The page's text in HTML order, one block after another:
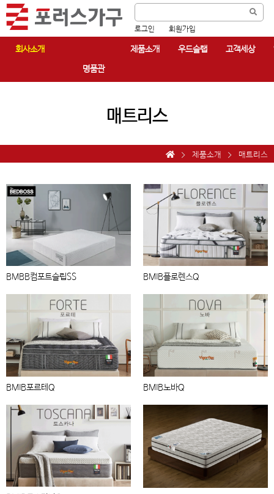
로그인 회원가입
회사소개 제품소개 우드슬랩 고객세상
명품관
매트리스
제품소개 매트리스
BMBB컴포트슬립SS BMIB플로렌스Q
BMIB포르테Q BMIB노바Q